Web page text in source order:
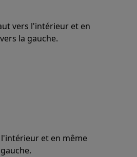
vers l'intérieur et en
la gauche.
et en même